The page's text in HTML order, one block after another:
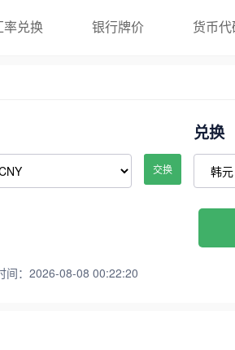
率兑换 银行牌价 货币代
交换
兑换
间：2026-08-08 00:22:20